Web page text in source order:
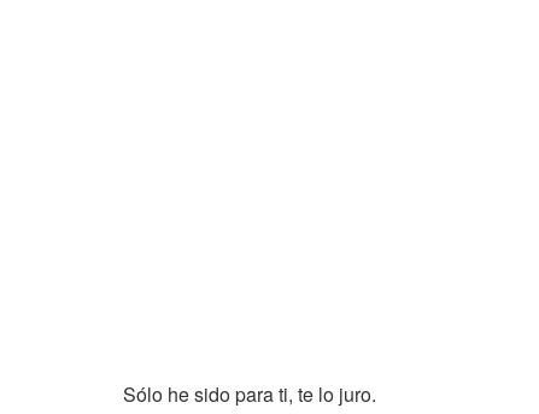
Sólo he sido para ti, te lo juro.